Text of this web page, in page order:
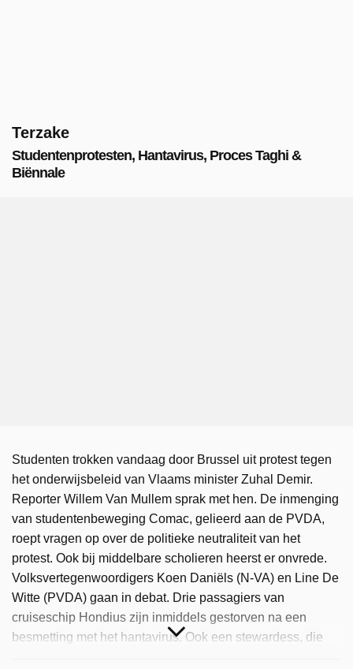
Terzake
Studentenprotesten, Hantavirus, Proces Taghi &
Biënnale
Studenten trokken vandaag door Brussel uit protest tegen
het onderwijsbeleid van Vlaams minister Zuhal Demir.
Reporter Willem Van Mullem sprak met hen. De inmenging
van studentenbeweging Comac, gelieerd aan de PVDA,
roept vragen op over de politieke neutraliteit van het
protest. Ook bij middelbare scholieren heerst er onvrede.
Volksvertegenwoordigers Koen Daniëls (N-VA) en Line De
Witte (PVDA) gaan in debat. Drie passagiers van
cruiseschip Hondius zijn inmiddels gestorven na een
besmetting met het hantavirus. Ook een stewardess, die